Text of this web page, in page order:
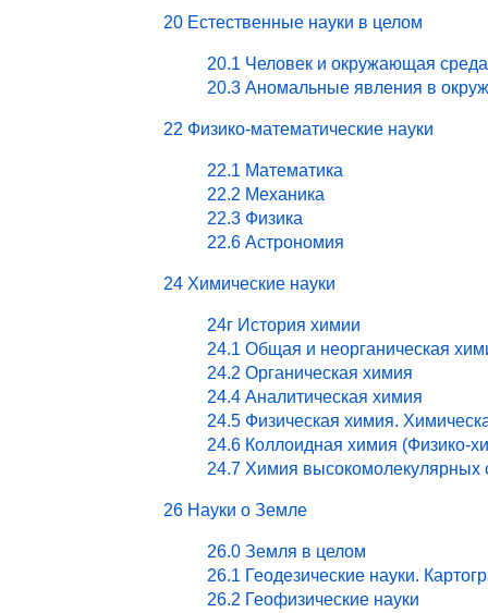
20 Естественные науки в целом
20.1 Человек и окружающая
20.3 Аномальные явления в
22 Физико-математические науки
22.1 Математика
22.2 Механика
22.3 Физика
22.6 Астрономия
24 Химические науки
24г История химии
24.1 Общая и неорганическая
24.2 Органическая химия
24.4 Аналитическая химия
24.5 Физическая химия.
24.6 Коллоидная химия (Физико-
24.7 Химия высокомолекулярных
26 Науки о Земле
26.0 Земля в целом
26.1 Геодезические науки.
26.2 Геофизические науки